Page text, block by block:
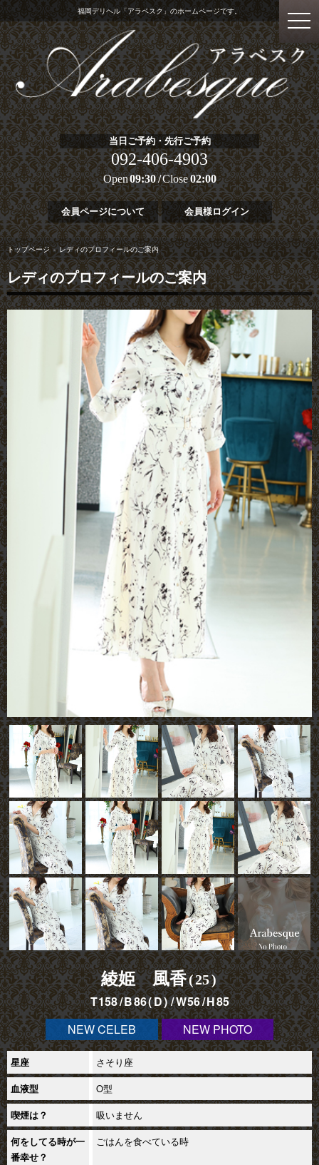
福岡デリヘル「アラベスク」のホームページです。
当日ご予約・先行ご予約
092-406-4903
Open09:30 Close02:00
会員ページについて 会員様ログイン
トップページ レディのプロフィールのご案内
レディのプロフィールのご案内
綾姫 風香 25
158 86 D 56
85
NEW CELEB
NEW PHOTO
星座 さそり座
血液型 O型
喫煙は？ 吸いません
何をしてる時が一
番幸せ？
ごはんを食べている時